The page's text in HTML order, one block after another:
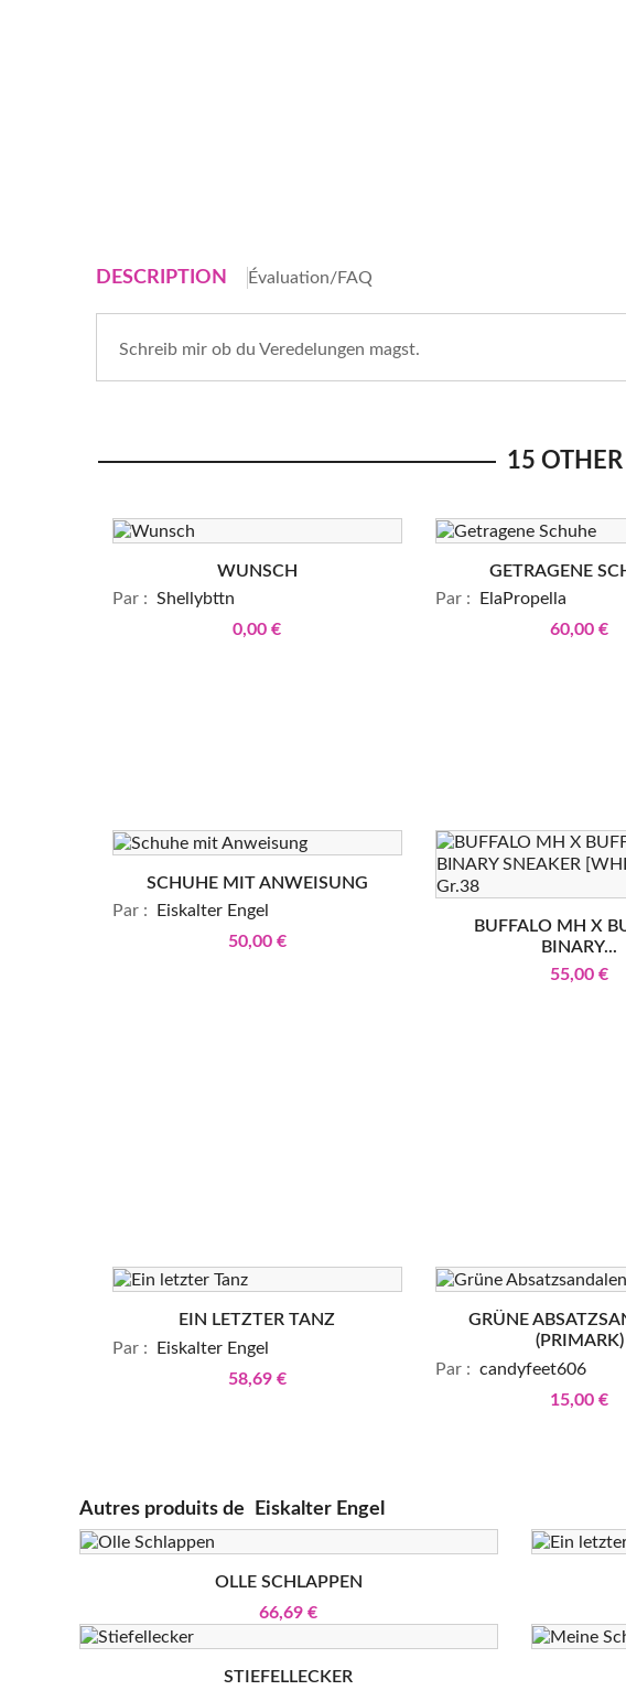
DESCRIPTION Évaluation/FAQ
Schreib mir ob du Veredelungen magst.
15
WUNSCH
Par : Shellybttn
0,00 €
GETRAGENE
Par :
ElaPropella
60,00 €
SCHUHE MIT ANWEISUNG
Par :
Eiskalter Engel
50,00 €
BUFFALO MH X
BINARY...
55,00 €
EIN LETZTER TANZ
Par :
Eiskalter Engel
58,69 €
GRÜNE
(PRIMARK)
Par : candyfeet606
15,00 €
Autres produits de Eiskalter Engel
OLLE SCHLAPPEN
66,69 €
STIEFELLECKER